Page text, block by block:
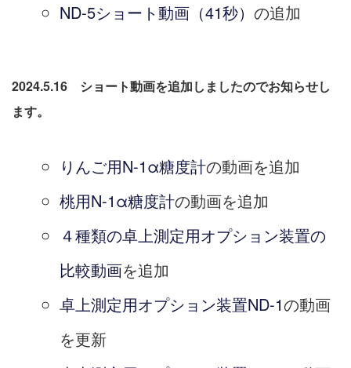
ND-5ショート動画（41秒） の追加
2024.5.16 ショート動画を追加しましたのでお知らせし
ます。
りんご用N-1α糖度計の動画を追加
桃用N-1α糖度計の動画を追加
４種類の卓上測定用オプション装置の
比較動画を追加
卓上測定用オプション装置ND-1の動画
を更新